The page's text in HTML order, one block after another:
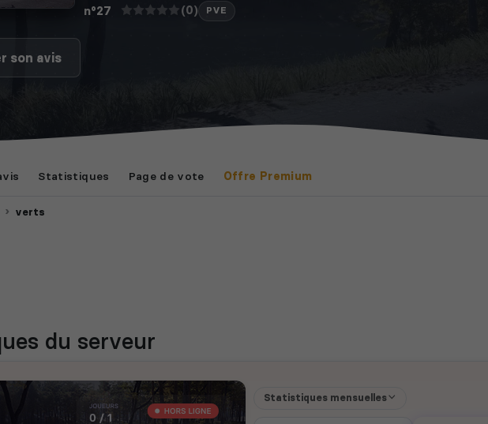
n°27 (0) PVE
son avis
Statistiques Page de vote Offre Premium
verts
du serveur
Statistiques mensuelles